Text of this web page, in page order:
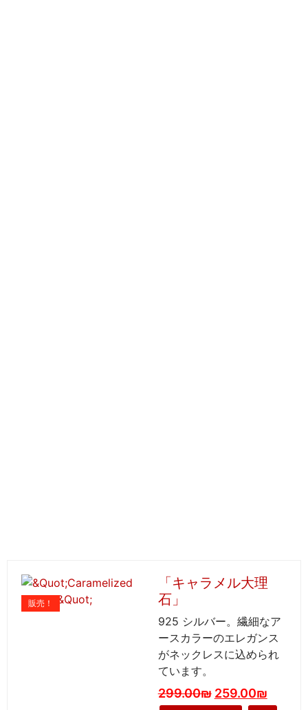
販売！
「キャラメル大理
石」
925 シルバー。繊細なア
ースカラーのエレガンス
がネックレスに込められ
ています。
299.00₪ 259.00₪